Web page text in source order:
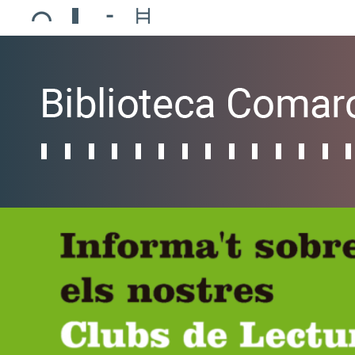
Ajuntament de Mollerussa
Biblioteca Comarcal Jaume Vila
Piscines de Mollerussa